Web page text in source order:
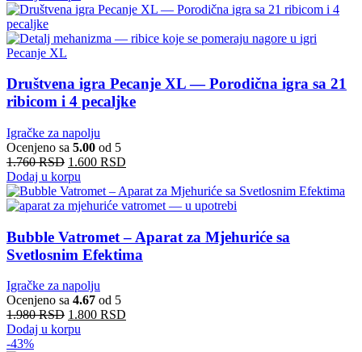
Društvena igra Pecanje XL — Porodična igra sa 21
ribicom i 4 pecaljke
Igračke za napolju
Ocenjeno sa 5.00 od 5
1.760RSD 1.600 RSD
Dodaj u korpu
Bubble Vatromet – Aparat za Mjehuriće sa
Svetlosnim Efektima
Igračke za napolju
Ocenjeno sa 4.67 od 5
1.980RSD 1.800 RSD
Dodaj u korpu
-43%